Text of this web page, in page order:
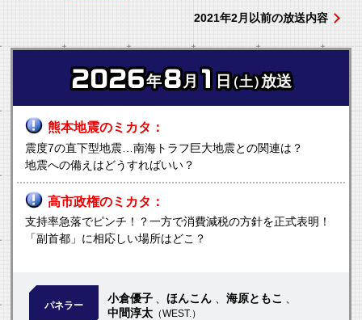
2021年2月以前の放送内容
2026年8月 1 日（土）放送
熊本地震のミカタ
震度7の直下型地震…南海トラフ巨大地震との関連は？
地震への備えはどうすればいい？
高市政権のミカタ
支持率急落でピンチ！？一方で消費減税の方針を正式表明！
「副首都」に相応しい場所はどこ？
パネラー
小倉優子 ほんこん
海原ともこ
中間淳太（WEST.）